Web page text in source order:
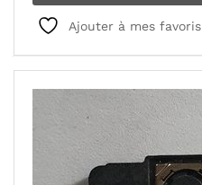
Ajouter à mes favoris